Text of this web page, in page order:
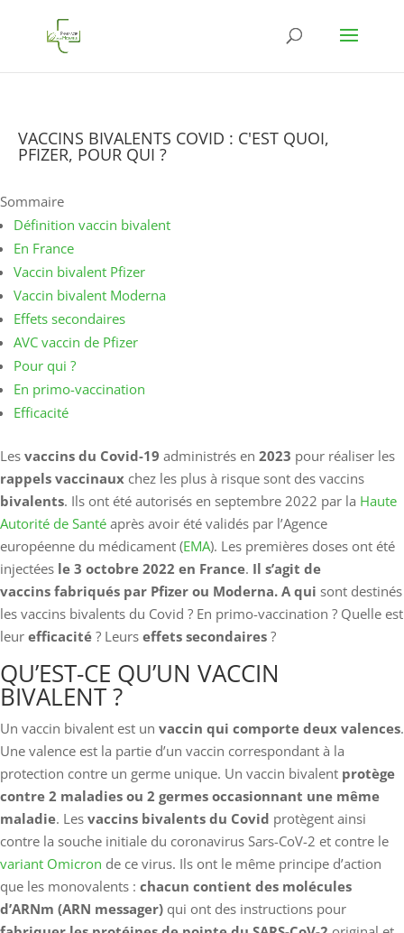
VACCINS BIVALENTS COVID : C'EST QUOI,
PFIZER, POUR QUI ?
Sommaire
Définition vaccin bivalent
En France
Vaccin bivalent Pfizer
Vaccin bivalent Moderna
Effets secondaires
AVC vaccin de Pfizer
Pour qui ?
En primo-vaccination
Efficacité
Les vaccins du Covid-19 administrés en 2023 pour réaliser les
rappels vaccinaux chez les plus à risque sont des vaccins
bivalents. Ils ont été autorisés en septembre 2022 par la Haute
Autorité de Santé après avoir été validés par l’Agence
européenne du médicament (EMA). Les premières doses ont été
injectées le 3 octobre 2022 en France. Il s’agit de
vaccins fabriqués par Pfizer ou Moderna. A qui sont destinés
les vaccins bivalents du Covid ? En primo-vaccination ? Quelle est
leur efficacité ? Leurs effets secondaires ?
QU’EST-CE QU’UN VACCIN
BIVALENT ?
Un vaccin bivalent est un vaccin qui comporte deux valences.
Une valence est la partie d’un vaccin correspondant à la
protection contre un germe unique. Un vaccin bivalent protège
contre 2 maladies ou 2 germes occasionnant une même
maladie. Les vaccins bivalents du Covid protègent ainsi
contre la souche initiale du coronavirus Sars-CoV-2 et contre le
variant Omicron de ce virus. Ils ont le même principe d’action
que les monovalents : chacun contient des molécules
d’ARNm (ARN messager) qui ont des instructions pour